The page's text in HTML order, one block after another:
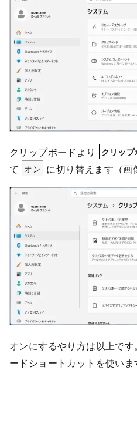
クリップボードより クリッ
て オン に切り替えます（画
オンにするやり方は以上で
ードショートカットを使いま